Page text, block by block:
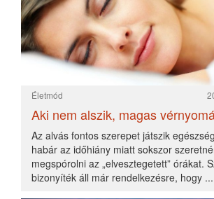
Életmód
Kiégés és a munkahelyi
Egyre többen panaszkodnak arról, hogy
túlhajszolt, és nagyon sokan vannak,
elsősorban a munkahelyi leterheltség
keresünk megoldást.
Életmód
Stressz és túlhajszoltság
A modern társadalomra általánosan